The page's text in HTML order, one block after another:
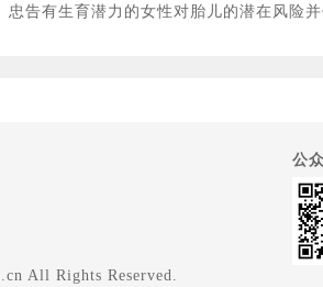
告有生育潜力的女性对胎儿的潜在风险并
公
All Rights Reserved.